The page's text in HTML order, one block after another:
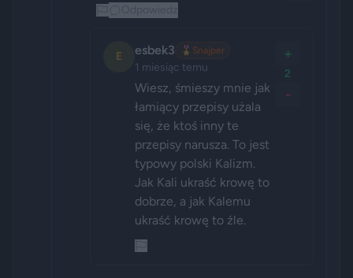
E esbek3 🎖️ Snajper
1 miesiąc temu
Wiesz, śmieszy mnie jak
łamiący przepisy użala
się, że ktoś inny te
przepisy narusza. To jest
typowy polski Kalizm.
Jak Kali ukraść krowę to
dobrze, a jak Kalemu
ukraść krowę to źle.
+
2
-